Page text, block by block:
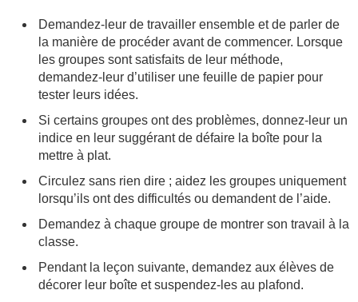
Demandez-leur de travailler ensemble et de parler de
la manière de procéder avant de commencer. Lorsque
les groupes sont satisfaits de leur méthode,
demandez-leur d’utiliser une feuille de papier pour
tester leurs idées.
Si certains groupes ont des problèmes, donnez-leur un
indice en leur suggérant de défaire la boîte pour la
mettre à plat.
Circulez sans rien dire ; aidez les groupes uniquement
lorsqu’ils ont des difficultés ou demandent de l’aide.
Demandez à chaque groupe de montrer son travail à la
classe.
Pendant la leçon suivante, demandez aux élèves de
décorer leur boîte et suspendez-les au plafond.